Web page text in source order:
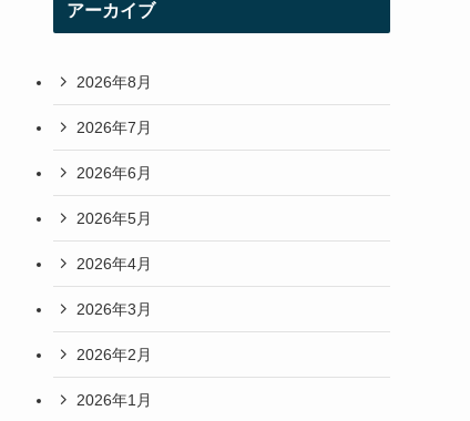
アーカイブ
2026年8月
2026年7月
2026年6月
2026年5月
2026年4月
2026年3月
2026年2月
2026年1月